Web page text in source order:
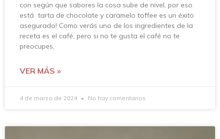
con según que sabores la cosa sube de nivel, por eso
está tarta de chocolate y caramelo toffee es un éxito
asegurado! Como verás uno de los ingredientes de la
receta es el café, pero si no te gusta el café no te
preocupes,
VER MÁS »
4 de marzo de 2024 No hay comentarios